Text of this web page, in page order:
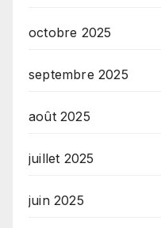
octobre 2025
septembre 2025
août 2025
juillet 2025
juin 2025